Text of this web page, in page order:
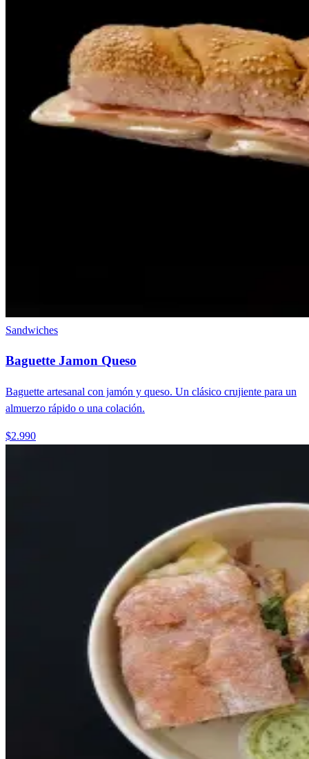
Sandwiches
Baguette Jamon Queso
Baguette artesanal con jamón y queso. Un clásico crujiente para un
almuerzo rápido o una colación.
$2.990